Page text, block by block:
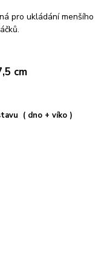
pro ukládání menšího
cm
( dno + víko )